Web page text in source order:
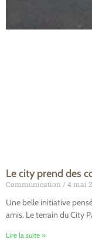
Le city prend des
Communication 4 mai
Une belle initiative
amis. Le terrain du City
Lire la suite »